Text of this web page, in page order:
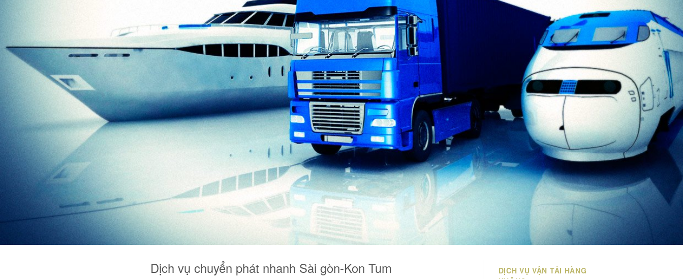
Dịch vụ chuyển phát nhanh Sài gòn-Kon Tum
DỊCH VỤ VẬN TẢI HÀNG